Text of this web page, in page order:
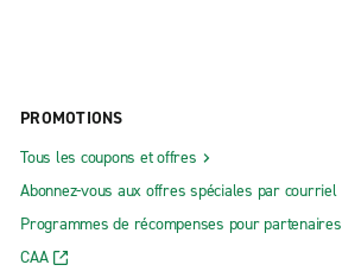
PROMOTIONS
Tous les coupons et offres
Abonnez-vous aux offres spéciales par courriel
Programmes de récompenses pour partenaires
CAA